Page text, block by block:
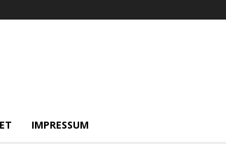
IMPRESSUM